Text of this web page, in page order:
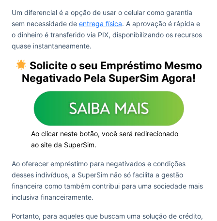
Um diferencial é a opção de usar o celular como garantia
sem necessidade de entrega física. A aprovação é rápida e
o dinheiro é transferido via PIX, disponibilizando os recursos
quase instantaneamente.
Solicite o seu Empréstimo Mesmo
Negativado Pela SuperSim Agora!
Ao clicar neste botão, você será redirecionado
ao site da SuperSim.
Ao oferecer empréstimo para negativados e condições
desses indivíduos, a SuperSim não só facilita a gestão
financeira como também contribui para uma sociedade mais
inclusiva financeiramente.
Portanto, para aqueles que buscam uma solução de crédito,